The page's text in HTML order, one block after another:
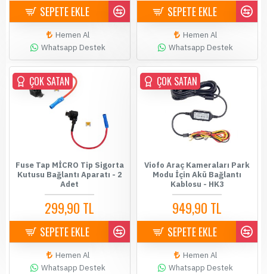
SEPETE EKLE
Hemen Al
Whatsapp Destek
SEPETE EKLE
Hemen Al
Whatsapp Destek
ÇOK SATAN
Fuse Tap MİCRO Tip Sigorta
Kutusu Bağlantı Aparatı - 2
Adet
299,90 TL
SEPETE EKLE
Hemen Al
Whatsapp Destek
ÇOK SATAN
Viofo Araç Kameraları Park
Modu İçin Akü Bağlantı
Kablosu - HK3
949,90 TL
SEPETE EKLE
Hemen Al
Whatsapp Destek